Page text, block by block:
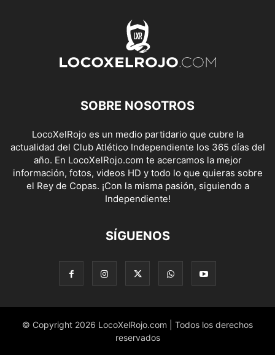
SOBRE NOSOTROS
LocoXelRojo es un medio partidario que cubre la
actualidad del Club Atlético Independiente los 365 días del
año. En LocoXelRojo.com te acercamos la mejor
información, fotos, videos HD y todo lo que quieras sobre
el Rey de Copas. ¡Con la misma pasión, siguiendo a
Independiente!
SÍGUENOS
© Copyright 2026 LocoXelRojo.com | Todos los derechos
reservados